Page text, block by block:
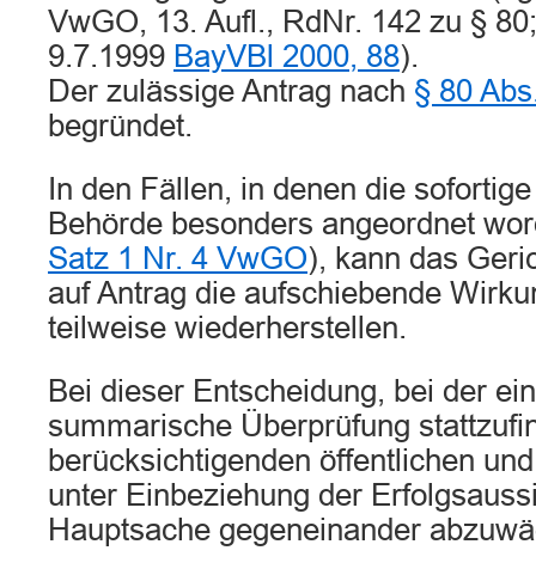
VwGO, 13. Aufl., RdNr. 142 zu §
9.7.1999 BayVBl 2000, 88).
Der zulässige Antrag nach § 80
begründet.
In den Fällen, in denen die
Behörde besonders angeordnet
Satz 1 Nr. 4 VwGO), kann das
auf Antrag die aufschiebende
teilweise wiederherstellen.
Bei dieser Entscheidung, bei der
summarische Überprüfung
berücksichtigenden öffentlichen
unter Einbeziehung der
Hauptsache gegeneinander